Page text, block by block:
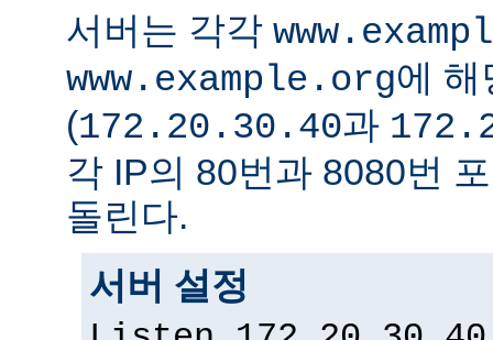
서버는 각각
www.example.org에 해
(172.20.30.40과
각 IP의 80번과 8080번
돌린다.
서버 설정